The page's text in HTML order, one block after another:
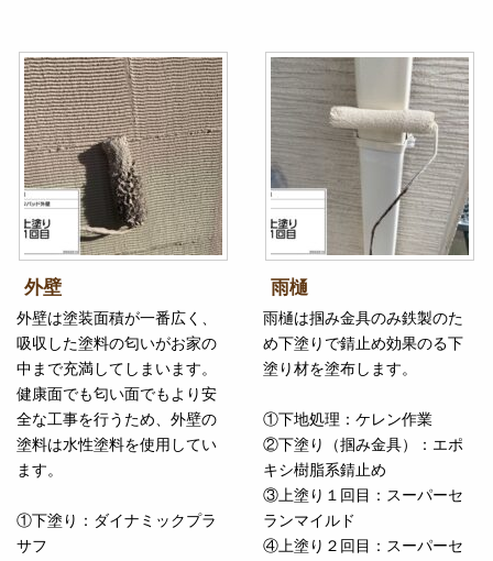
外壁
外壁は塗装面積が一番広く、
吸収した塗料の匂いがお家の
中まで充満してしまいます。
健康面でも匂い面でもより安
全な工事を行うため、外壁の
塗料は水性塗料を使用してい
ます。
①下塗り：ダイナミックプラ
サフ
雨樋
雨樋は掴み金具のみ鉄製のた
め下塗りで錆止め効果のる下
塗り材を塗布します。
①下地処理：ケレン作業
②下塗り（掴み金具）：エポ
キシ樹脂系錆止め
③上塗り１回目：スーパーセ
ランマイルド
④上塗り２回目：スーパーセ